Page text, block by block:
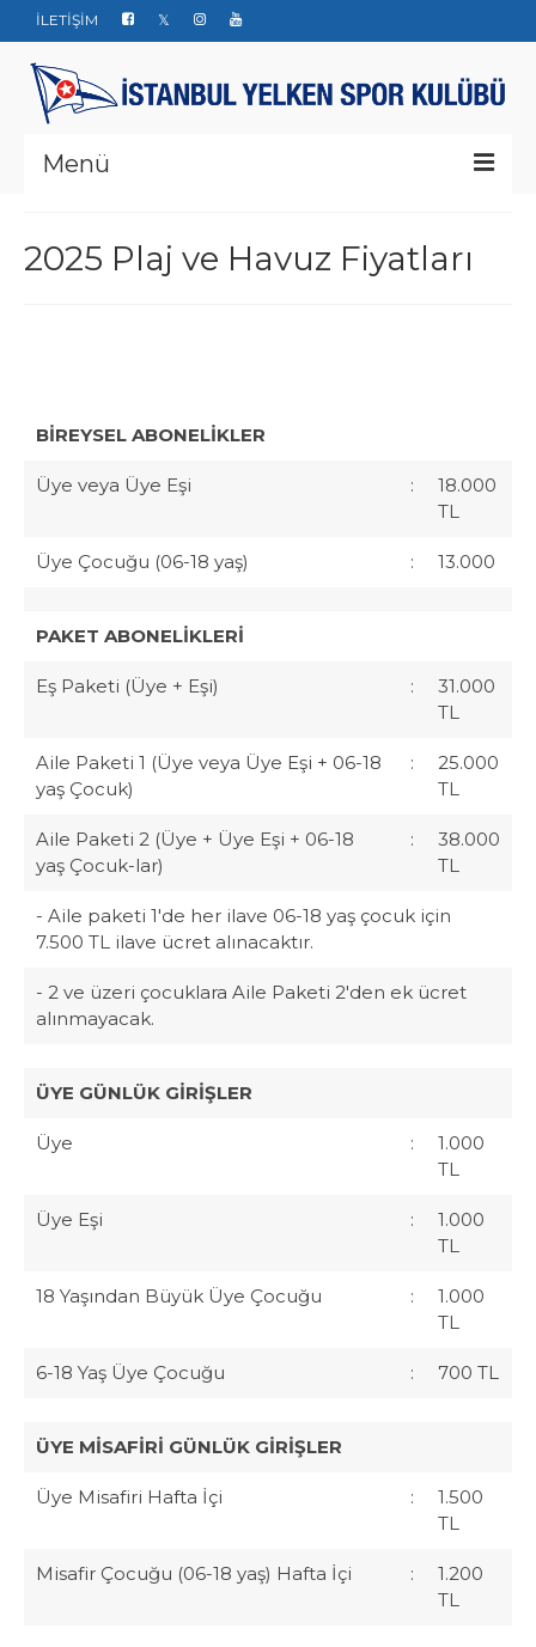
İLETİŞİM
Menü
Yarışlar
Düğün Davet ve Organizasyon
Bize ulaşın
2025 Plaj ve Havuz Fiyatları
BİREYSEL ABONELİKLER
Üye veya Üye Eşi :
18.000
TL
Üye Çocuğu (06-18 yaş) : 13.000
PAKET ABONELİKLERİ
Eş Paketi (Üye + Eşi) :
31.000
TL
Aile Paketi 1 (Üye veya Üye Eşi + 06-18
yaş Çocuk)
:
25.000
TL
Aile Paketi 2 (Üye + Üye Eşi + 06-18
yaş Çocuk-lar)
:
38.000
TL
- Aile paketi 1'de her ilave 06-18 yaş çocuk için
7.500 TL ilave ücret alınacaktır.
- 2 ve üzeri çocuklara Aile Paketi 2'den ek ücret
alınmayacak.
ÜYE GÜNLÜK GİRİŞLER
Üye :
1.000
TL
Üye Eşi :
1.000
TL
18 Yaşından Büyük Üye Çocuğu :
1.000
TL
6-18 Yaş Üye Çocuğu : 700 TL
ÜYE MİSAFİRİ GÜNLÜK GİRİŞLER
Üye Misafiri Hafta İçi :
1.500
TL
Misafir Çocuğu (06-18 yaş) Hafta İçi :
1.200
TL